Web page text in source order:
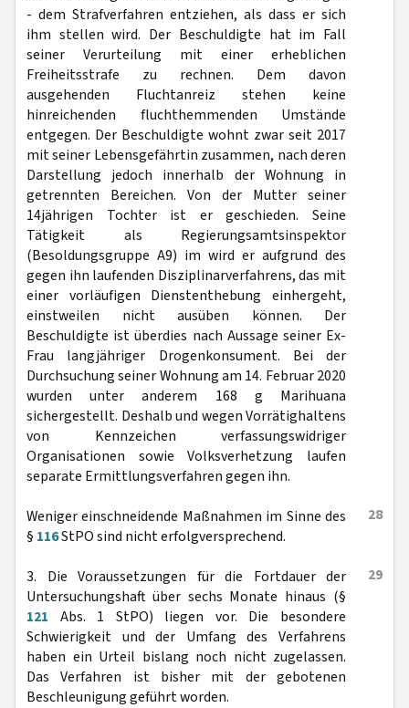
- dem Strafverfahren entziehen, als dass er sich
ihm stellen wird. Der Beschuldigte hat im Fall
seiner Verurteilung mit einer erheblichen
Freiheitsstrafe zu rechnen. Dem davon
ausgehenden Fluchtanreiz stehen keine
hinreichenden fluchthemmenden Umstände
entgegen. Der Beschuldigte wohnt zwar seit 2017
mit seiner Lebensgefährtin zusammen, nach deren
Darstellung jedoch innerhalb der Wohnung in
getrennten Bereichen. Von der Mutter seiner
14jährigen Tochter ist er geschieden. Seine
Tätigkeit als Regierungsamtsinspektor
(Besoldungsgruppe A9) im wird er aufgrund des
gegen ihn laufenden Disziplinarverfahrens, das mit
einer vorläufigen Dienstenthebung einhergeht,
einstweilen nicht ausüben können. Der
Beschuldigte ist überdies nach Aussage seiner Ex-
Frau langjähriger Drogenkonsument. Bei der
Durchsuchung seiner Wohnung am 14. Februar 2020
wurden unter anderem 168 g Marihuana
sichergestellt. Deshalb und wegen Vorrätighaltens
von Kennzeichen verfassungswidriger
Organisationen sowie Volksverhetzung laufen
separate Ermittlungsverfahren gegen ihn.
28
Weniger einschneidende Maßnahmen im Sinne des
§ 116StPO sind nicht erfolgversprechend.
29
3. Die Voraussetzungen für die Fortdauer der
Untersuchungshaft über sechs Monate hinaus (§
121 Abs. 1 StPO) liegen vor. Die besondere
Schwierigkeit und der Umfang des Verfahrens
haben ein Urteil bislang noch nicht zugelassen.
Das Verfahren ist bisher mit der gebotenen
Beschleunigung geführt worden.